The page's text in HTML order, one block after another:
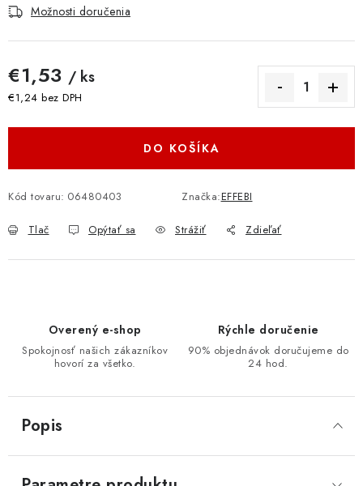
Možnosti doručenia
€1,53 / ks
€1,24 bez DPH
DO KOŠÍKA
Kód tovaru: 06480403 Značka:EFFEBI
Tlač Opýtať sa Strážiť Zdieľať
Overený e-shop
Spokojnosť našich zákazníkov
hovorí za všetko.
Rýchle doručenie
90% objednávok doručujeme do
24 hod.
Popis